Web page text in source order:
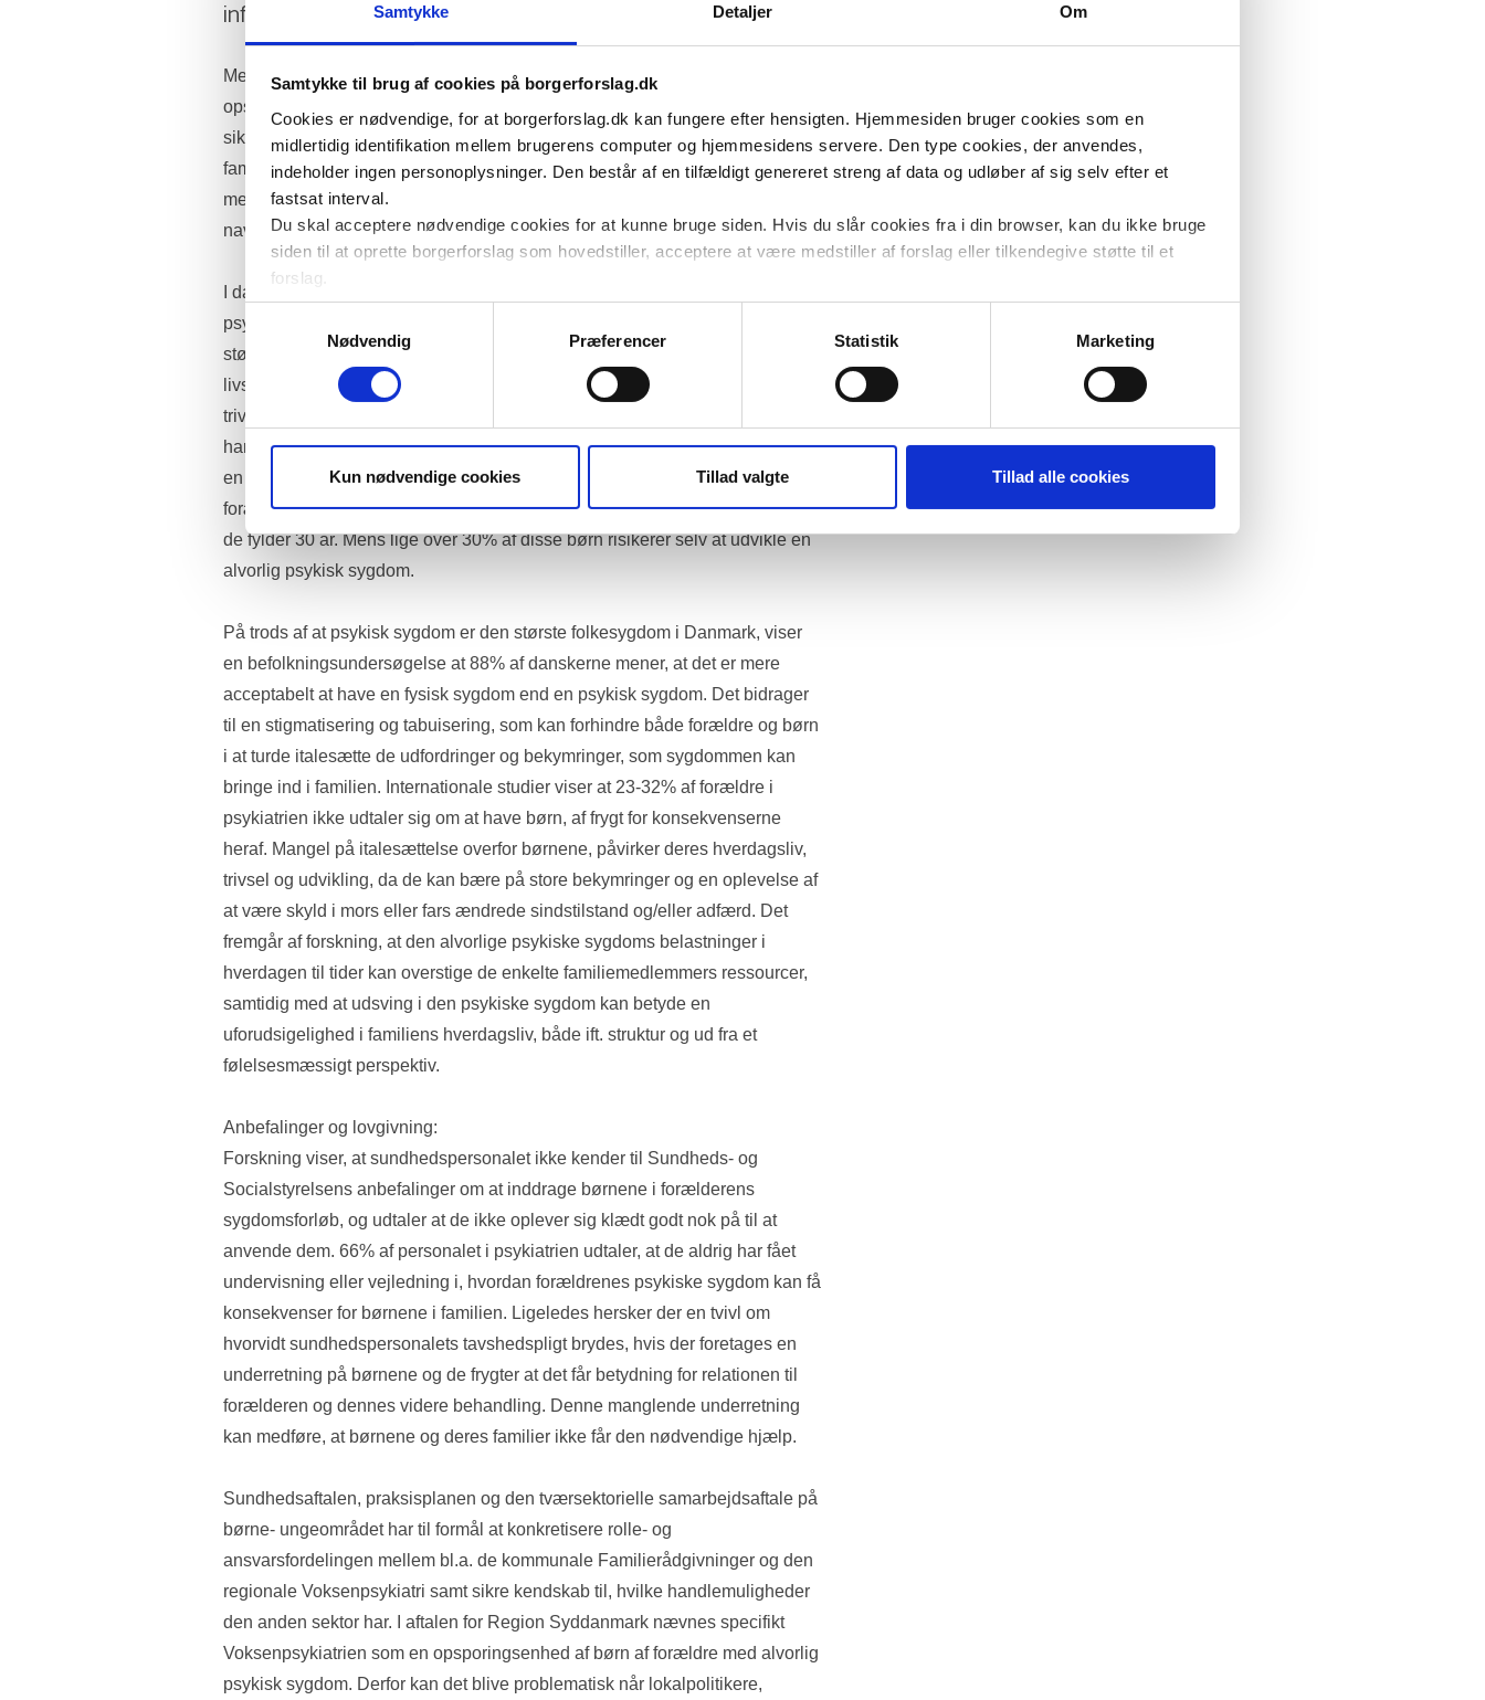
Samtykke Detaljer Om
Samtykke til brug af cookies på borgerforslag.dk
Cookies er nødvendige, for at borgerforslag.dk kan fungere efter hensigten. Hjemmesiden bruger cookies som en
midlertidig identifikation mellem brugerens computer og hjemmesidens servere. Den type cookies, der anvendes,
indeholder ingen personoplysninger. Den består af en tilfældigt genereret streng af data og udløber af sig selv efter et
fastsat interval.
Du skal acceptere nødvendige cookies for at kunne bruge siden. Hvis du slår cookies fra i din browser, kan du ikke bruge
siden til at oprette borgerforslag som hovedstiller, acceptere at være medstiller af forslag eller tilkendegive støtte til et
forslag.
Folketinget bruger statistik cookies til at undersøge, hvordan hjemmesiden bliver anvendt for at forbedre
brugervenligheden. Oplysningerne er anonymiserede og kan ikke henføres til navngivne brugere
Nødvendig
Præferencer Statistik Marketing
Kun nødvendige cookies Tillad valgte Tillad alle cookies
informationen til kommunerne.
Meningen med forslaget er at sikre en tidligere og mere systematisk
opsporing af børn af forældre med alvorlig psykisk sygdom, og på den måde
sikre en tidligere indsats overfor børnene og deres familier, så den enkelte
familie kan modtage den hjælp den har behov for. Samtidig skal det sikre en
mere helhedsorienteret og koordineret indsats, så familierne ikke selv skal
navigere i et system, der kan forekomme kompliceret.
I dag lever cirka 310.000 danske børn i hjem med minimum en forælder med
psykisk sygdom. En undersøgelse viser at 70% af disse børn, ikke modtager
støtte eller anden form for hjælp, til at takle den – til tider svære –
livssituation de befinder sig i. Børn af forældre med alvorlig psykisk sygdom
trives langt dårligere end andre børn og unge. De er i højere grad ensomme,
har højt skolefravær, lav livstilfredshed og i værste tilfælde udvikler de selv
en psykisk lidelse. Forskning viser, at over halvdelen af alle børn, hvis
forældre har alvorlig psykisk sygdom, selv udvikler en psykisk lidelse, inden
de fylder 30 år. Mens lige over 30% af disse børn risikerer selv at udvikle en
alvorlig psykisk sygdom.
På trods af at psykisk sygdom er den største folkesygdom i Danmark, viser
en befolkningsundersøgelse at 88% af danskerne mener, at det er mere
acceptabelt at have en fysisk sygdom end en psykisk sygdom. Det bidrager
til en stigmatisering og tabuisering, som kan forhindre både forældre og børn
i at turde italesætte de udfordringer og bekymringer, som sygdommen kan
bringe ind i familien. Internationale studier viser at 23-32% af forældre i
psykiatrien ikke udtaler sig om at have børn, af frygt for konsekvenserne
heraf. Mangel på italesættelse overfor børnene, påvirker deres hverdagsliv,
trivsel og udvikling, da de kan bære på store bekymringer og en oplevelse af
at være skyld i mors eller fars ændrede sindstilstand og/eller adfærd. Det
fremgår af forskning, at den alvorlige psykiske sygdoms belastninger i
hverdagen til tider kan overstige de enkelte familiemedlemmers ressourcer,
samtidig med at udsving i den psykiske sygdom kan betyde en
uforudsigelighed i familiens hverdagsliv, både ift. struktur og ud fra et
følelsesmæssigt perspektiv.
Anbefalinger og lovgivning:
Forskning viser, at sundhedspersonalet ikke kender til Sundheds- og
Socialstyrelsens anbefalinger om at inddrage børnene i forælderens
sygdomsforløb, og udtaler at de ikke oplever sig klædt godt nok på til at
anvende dem. 66% af personalet i psykiatrien udtaler, at de aldrig har fået
undervisning eller vejledning i, hvordan forældrenes psykiske sygdom kan få
konsekvenser for børnene i familien. Ligeledes hersker der en tvivl om
hvorvidt sundhedspersonalets tavshedspligt brydes, hvis der foretages en
underretning på børnene og de frygter at det får betydning for relationen til
forælderen og dennes videre behandling. Denne manglende underretning
kan medføre, at børnene og deres familier ikke får den nødvendige hjælp.
Sundhedsaftalen, praksisplanen og den tværsektorielle samarbejdsaftale på
børne- ungeområdet har til formål at konkretisere rolle- og
ansvarsfordelingen mellem bl.a. de kommunale Familierådgivninger og den
regionale Voksenpsykiatri samt sikre kendskab til, hvilke handlemuligheder
den anden sektor har. I aftalen for Region Syddanmark nævnes specifikt
Voksenpsykiatrien som en opsporingsenhed af børn af forældre med alvorlig
psykisk sygdom. Derfor kan det blive problematisk når lokalpolitikere,